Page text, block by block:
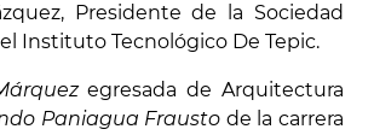
Presidente de la Sociedad
Instituto Tecnológico De Tepic.
egresada de Arquitectura
Paniagua Frausto de la carrera